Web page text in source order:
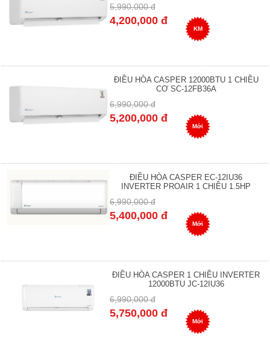
5,990,000 đ
4,200,000 đ
KM
ĐIỀU HÒA CASPER 12000BTU 1 CHIỀU
CƠ SC-12FB36A
6,990,000 đ
5,200,000 đ
Mới
ĐIỀU HÒA CASPER EC-12IU36
INVERTER PROAIR 1 CHIỀU 1.5HP
6,990,000 đ
5,400,000 đ
Mới
ĐIỀU HÒA CASPER 1 CHIỀU INVERTER
12000BTU JC-12IU36
6,990,000 đ
5,750,000 đ
Mới